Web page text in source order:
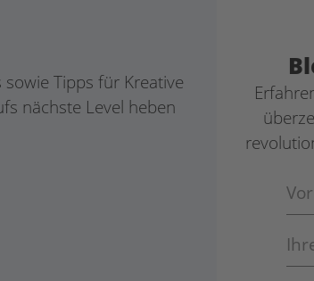
Tipps für Kreative
nächste Level heben